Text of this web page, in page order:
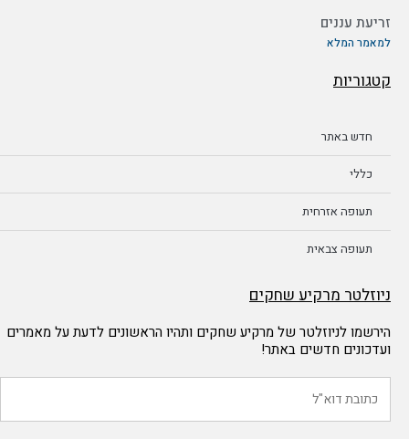
זריעת עננים
למאמר המלא
קטגוריות
חדש באתר
כללי
תעופה אזרחית
תעופה צבאית
ניוזלטר מרקיע שחקים
הירשמו לניוזלטר של מרקיע שחקים ותהיו הראשונים לדעת על מאמרים
ועדכונים חדשים באתר!